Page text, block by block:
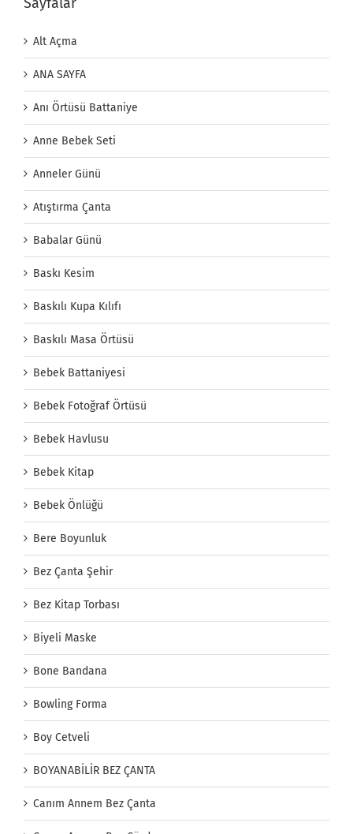
Alt Açma
ANA SAYFA
Anı Örtüsü Battaniye
Anne Bebek Seti
Anneler Günü
Atıştırma Çanta
Babalar Günü
Baskı Kesim
Baskılı Kupa Kılıfı
Baskılı Masa Örtüsü
Bebek Battaniyesi
Bebek Fotoğraf Örtüsü
Bebek Havlusu
Bebek Kitap
Bebek Önlüğü
Bere Boyunluk
Bez Çanta Şehir
Bez Kitap Torbası
Biyeli Maske
Bone Bandana
Bowling Forma
Boy Cetveli
BOYANABİLİR BEZ ÇANTA
Canım Annem Bez Çanta